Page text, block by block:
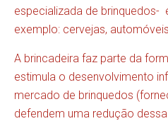
especializada de brinquedos-
exemplo: cervejas,
A brincadeira faz parte da
estimula o desenvolvimento
mercado de brinquedos
defendem uma redução